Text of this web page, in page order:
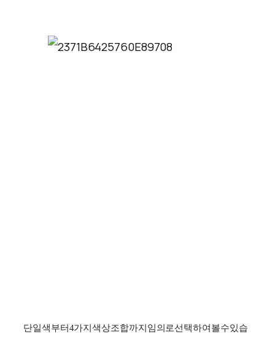
단일색부터4가지색상조합까지 임의로선택하여 볼수있습